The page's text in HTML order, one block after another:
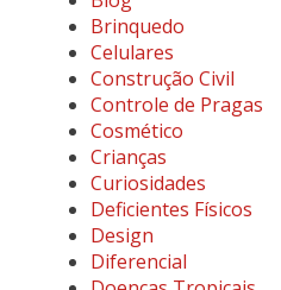
Brinquedo
Celulares
Construção Civil
Controle de Pragas
Cosmético
Crianças
Curiosidades
Deficientes Físicos
Design
Diferencial